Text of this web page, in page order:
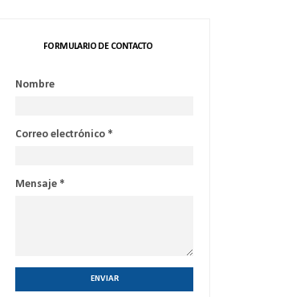
FORMULARIO DE CONTACTO
Nombre
Correo electrónico *
Mensaje *